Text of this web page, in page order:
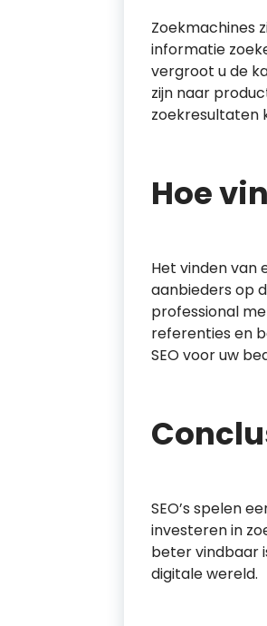
Zoekmachines
informatie
vergroot u de
zijn naar
zoekresultaten
Hoe
Het vinden van
aanbieders op
professional
referenties en
SEO voor uw
SEO’s spelen
investeren in
beter vindbaar
digitale wereld.